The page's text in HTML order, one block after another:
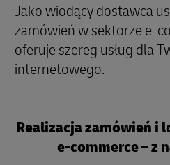
Jako wiodący dostawca
zamówień w sektorze e-
oferuje szereg usług dla
internetowego.
Realizacja zamówień i
e-commerce – z